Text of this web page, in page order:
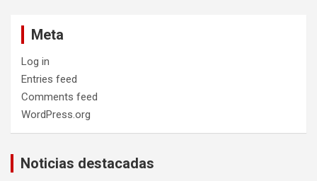
Meta
Log in
Entries feed
Comments feed
WordPress.org
Noticias destacadas